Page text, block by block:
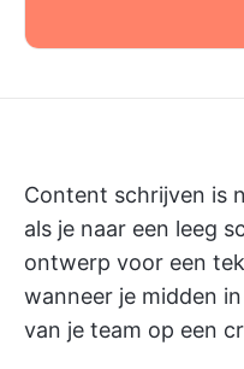
Content schrijven is
als je naar een leeg
ontwerp voor een
wanneer je midden
van je team op een